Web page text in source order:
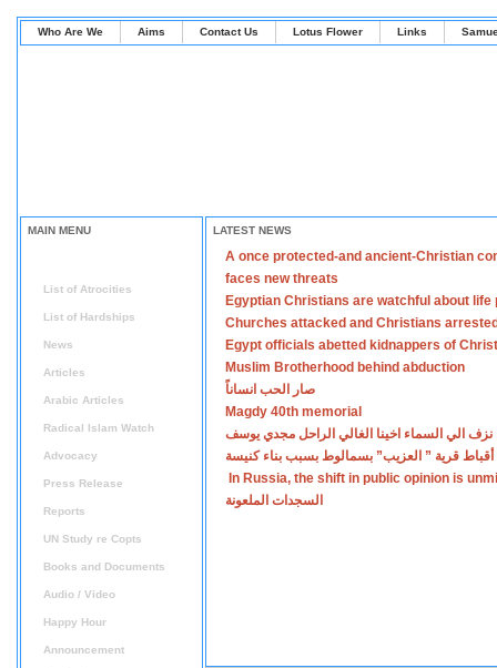
Who Are We Aims Contact Us Lotus Flower Links
MAIN MENU
List of Atrocities
List of Hardships
News
Articles
Arabic Articles
Radical Islam Watch
Advocacy
Press Release
Reports
UN Study re Copts
Books and Documents
Audio / Video
Happy Hour
Announcement
LATEST NEWS
A once protected-and ancient-Christian
faces new threats
Egyptian Christians are watchful about life
Churches attacked and Christians
Egypt officials abetted kidnappers of
Muslim Brotherhood behind abduction
صار الحب انساناً
Magdy 40th memorial
نزف الي السماء اخينا الغالي الراحل مجدي يوسف
أقباط قرية ” العزيب” بسمالوط بسبب بناء كنيسة
In Russia, the shift in public opinion is
السجدات الملعونة